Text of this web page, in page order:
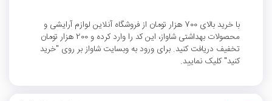
با خرید بالای 700 هزار تومان از فروشگاه آنلاین لوازم آرایشی و
محصولات بهداشتی شاواز، این کد را وارد کرده و 200 هزار تومان
تخفیف دریافت کنید. برای ورود به وبسایت شاواز بر روی "خرید
کنید" کلیک نمایید.